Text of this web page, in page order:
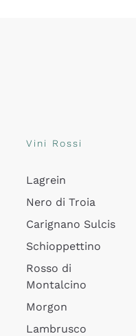
Vini Rossi
Lagrein
Nero di Troia
Carignano Sulcis
Schioppettino
Rosso di
Montalcino
Morgon
Lambrusco